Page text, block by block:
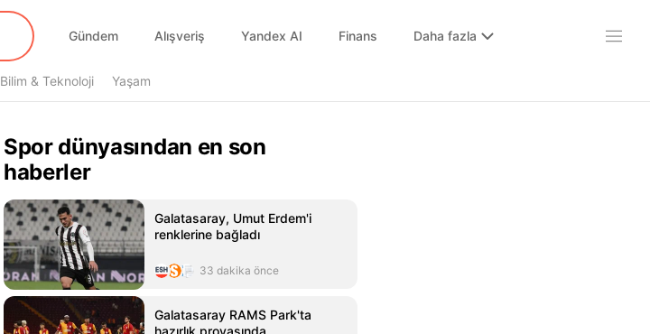
Gündem Alışveriş Yandex AI Finans Daha fazla
Bilim & Teknoloji Yaşam
Spor dünyasından en son
haberler
Galatasaray, Umut Erdem'i
renklerine bağladı
33 dakika önce
Galatasaray RAMS Park'ta
hazırlık provasında